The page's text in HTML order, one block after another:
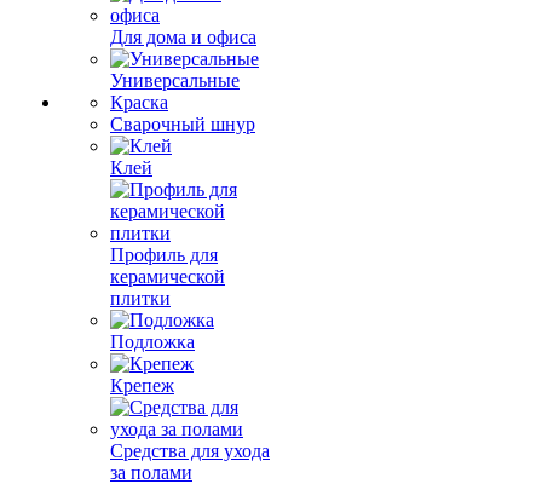
Для дома и офиса
Универсальные
Краска
Сварочный шнур
Клей
Профиль для
керамической
плитки
Подложка
Крепеж
Средства для ухода
за полами